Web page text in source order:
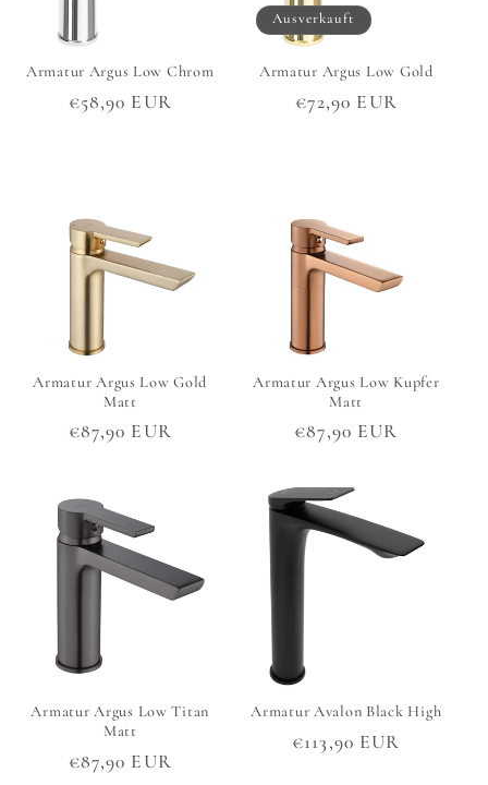
Armatur Argus Low Chrom
Normaler
€58,90 EUR
Ausverkauft
Armatur Argus Low Gold
Normaler
€72,90 EUR
Armatur Argus Low Gold
Matt
Normaler
€87,90 EUR
Armatur Argus Low Kupfer
Matt
Normaler
€87,90 EUR
Armatur Argus Low Titan
Matt
Normaler
€87,90 EUR
Armatur Avalon Black High
Normaler
€113,90 EUR